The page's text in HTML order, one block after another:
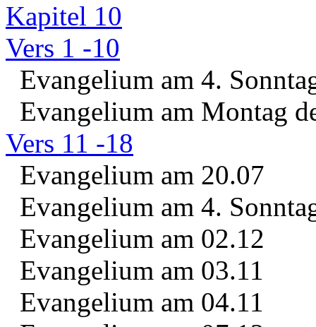
Kapitel 10
Vers 1 -10
Evangelium am 4.
Evangelium am Montag
Vers 11 -18
Evangelium am 20.07
Evangelium am 4.
Evangelium am 02.12
Evangelium am 03.11
Evangelium am 04.11